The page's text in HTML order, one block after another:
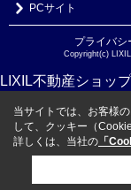
PCサイト
プライバシ
Copyright(c)
LIXIL不動産ショッ
当サイトでは、お客様
して、クッキー（
詳しくは、当社の 「